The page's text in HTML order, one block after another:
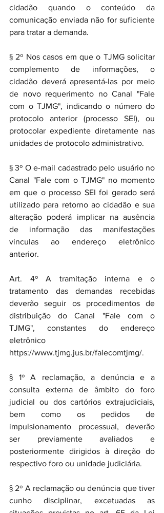
cidadão quando o conteúdo da
comunicação enviada não for suficiente
para tratar a demanda.
§ 2º Nos casos em que o TJMG solicitar
complemento de informações, o
cidadão deverá apresentá-las por meio
de novo requerimento no Canal "Fale
com o TJMG", indicando o número do
protocolo anterior (processo SEI), ou
protocolar expediente diretamente nas
unidades de protocolo administrativo.
§ 3º O e-mail cadastrado pelo usuário no
Canal "Fale com o TJMG" no momento
em que o processo SEI foi gerado será
utilizado para retorno ao cidadão e sua
alteração poderá implicar na ausência
de informação das manifestações
vinculas ao endereço eletrônico
anterior.
Art. 4º A tramitação interna e o
tratamento das demandas recebidas
deverão seguir os procedimentos de
distribuição do Canal "Fale com o
TJMG", constantes do endereço
eletrônico
https://www.tjmg.jus.br/falecomtjmg/.
§ 1º A reclamação, a denúncia e a
consulta externa de âmbito do foro
judicial ou dos cartórios extrajudiciais,
bem como os pedidos de
impulsionamento processual, deverão
ser previamente avaliados e
posteriormente dirigidos à direção do
respectivo foro ou unidade judiciária.
§ 2º A reclamação ou denúncia que tiver
cunho disciplinar, excetuadas as